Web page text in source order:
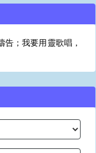
；我要用靈歌唱，